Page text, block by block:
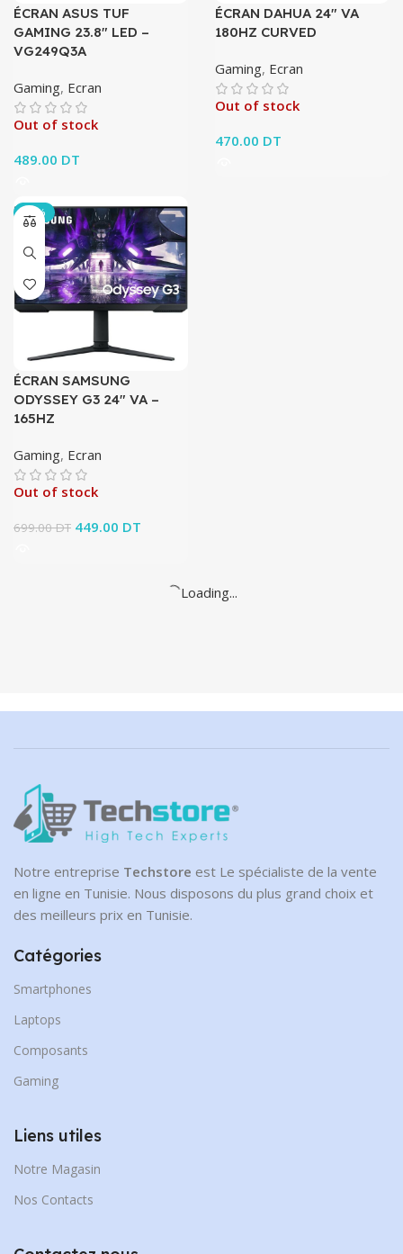
ÉCRAN ASUS TUF
GAMING 23.8″ LED –
VG249Q3A
Gaming, Ecran
Out of stock
489.00 DT
ÉCRAN DAHUA 24″ VA
180HZ CURVED
Gaming, Ecran
Out of stock
470.00 DT
-36%
ÉCRAN SAMSUNG
ODYSSEY G3 24″ VA –
165HZ
Gaming, Ecran
Out of stock
699.00DT Le prix initial
449.00 DT
Loading...
Notre entreprise Techstore est Le spécialiste de la vente
en ligne en Tunisie. Nous disposons du plus grand choix et
des meilleurs prix en Tunisie.
Catégories
Smartphones
Laptops
Composants
Gaming
Liens utiles
Notre Magasin
Nos Contacts